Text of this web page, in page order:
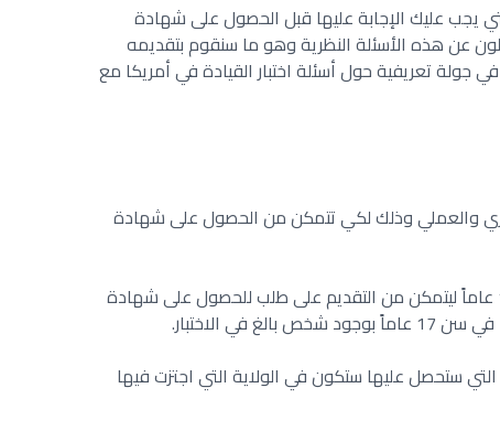
يجب عليك الإجابة عليها قبل الحصول على شهادة
عن هذه الأسئلة النظرية وهو ما سنقوم بتقديمه
تعريفية حول أسئلة اختبار القيادة في أمريكا مع
والعملي وذلك لكي تتمكن من الحصول على شهادة
يجب على الفرد المتقدم ان يكون عمره 18 عاماً ليتمكن من التقديم على طلب للحصول على شهادة
الاختبار.
ستحصل عليها ستكون في الولاية التي اجتزت فيها